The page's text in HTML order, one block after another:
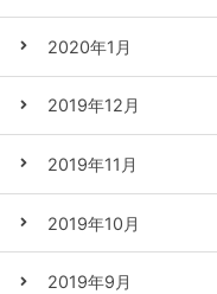
2020年1月
2019年12月
2019年11月
2019年10月
2019年9月